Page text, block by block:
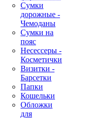
Сумки
дорожные -
Чемоданы
Сумки на
пояс
Несессеры -
Косметички
Визитки -
Барсетки
Папки
Кошельки
Обложки
для